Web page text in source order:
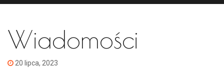
Wiadomości
20 lipca, 2023